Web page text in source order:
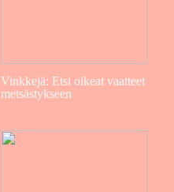
Vinkkejä: Etsi oikeat vaatteet
metsästykseen